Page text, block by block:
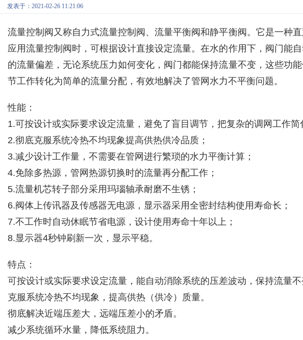
发表于：2021-02-26 11:21:06
流量控制阀又称自力式流量控制阀、流量平衡阀和静平衡阀。它是一种
应用流量控制阀时，可根据设计直接设定流量。在水的作用下，阀门能
的流量偏差，无论系统压力如何变化，阀门都能保持流量不变，这些功
节工作转化为简单的流量分配，有效地解决了管网水力不平衡问题。
性能：
1.可按设计或实际要求设定流量，避免了盲目调节，把复杂的调网工作简
2.彻底克服系统冷热不均现象提高供热供冷品质；
3.减少设计工作量，不需要在管网进行繁琐的水力平衡计算；
4.免除多热源，管网热源切换时的流量再分配工作；
5.流量机芯转子部分采用玛瑙轴承耐磨不生锈；
6.阀体上传讯器及传感器无电源，显示器采用全密封结构使用寿命长；
7.不工作时自动休眠节省电源，设计使用寿命十年以上；
8.显示器4秒钟刷新一次，显示平稳。
特点：
可按设计或实际要求设定流量，能自动消除系统的压差波动，保持流量不
克服系统冷热不均现象，提高供热（供冷）质量。
彻底解决近端压差大，远端压差小的矛盾。
减少系统循环水量，降低系统阻力。